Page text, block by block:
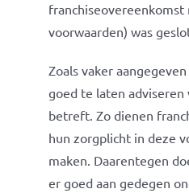
voorwaarden) was
Zoals vaker
goed te laten adviseren
betreft. Zo dienen
hun zorgplicht in deze
maken. Daarentegen
er goed aan gedegen